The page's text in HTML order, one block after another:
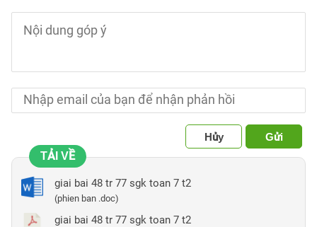
Hủy
Gửi
TẢI VỀ
giai bai 48 tr 77 sgk toan 7 t2
(phien ban .doc)
giai bai 48 tr 77 sgk toan 7 t2